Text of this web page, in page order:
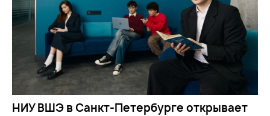
НИУ ВШЭ в Санкт-Петербурге открывает